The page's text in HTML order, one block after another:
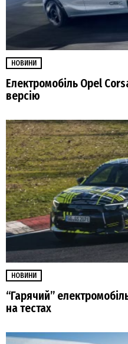
НОВИНИ
Електромобіль Opel
версію
НОВИНИ
“Гарячий”
на тестах